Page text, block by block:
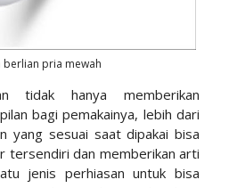
berlian pria mewah
tidak hanya memberikan
bagi pemakainya, lebih dari
yang sesuai saat dipakai bisa
tersendiri dan memberikan arti
jenis perhiasan untuk bisa